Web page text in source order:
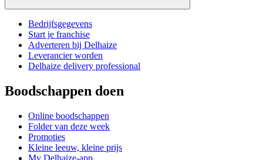
Bedrijfsgegevens
Start je franchise
Adverteren bij Delhaize
Leverancier worden
Delhaize delivery professional
Boodschappen doen
Online boodschappen
Folder van deze week
Promoties
Kleine leeuw, kleine prijs
My Delhaize-app